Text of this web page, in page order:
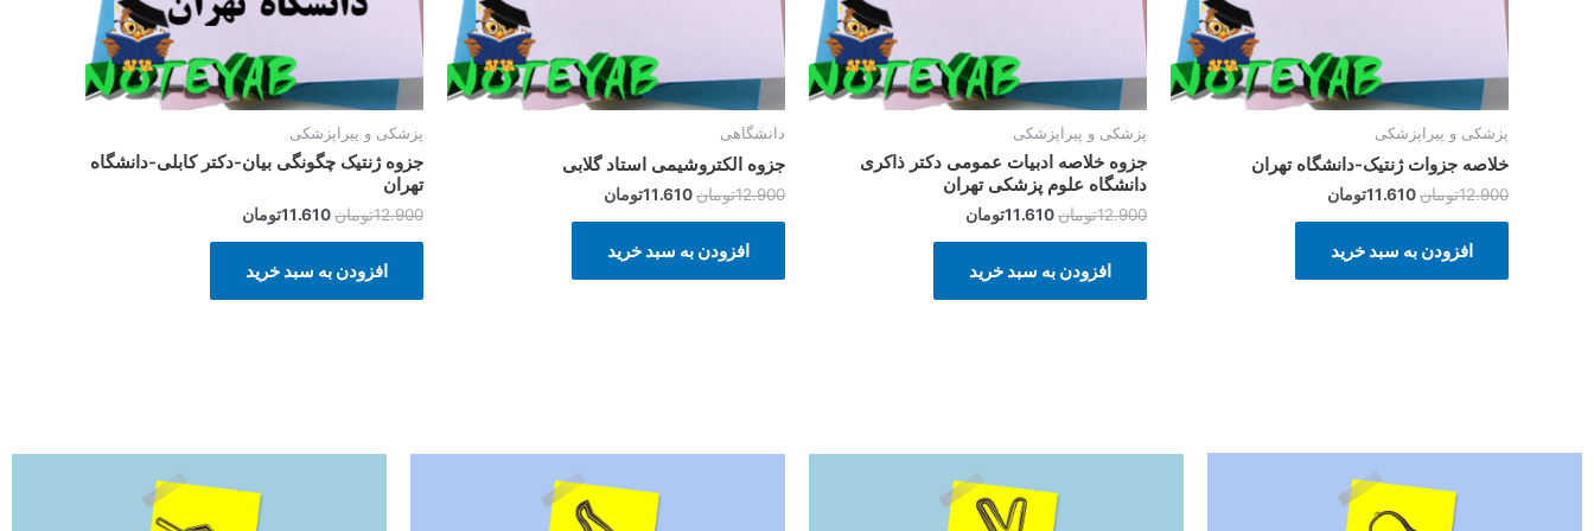
پزشکی و پیراپزشکی
خلاصه جزوات ژنتیک-دانشگاه تهران
12.900تومان11.610تومان
افزودن به سبد خرید
پزشکی و پیراپزشکی
جزوه خلاصه ادبیات عمومی دکتر ذاکری
دانشگاه علوم پزشکی تهران
12.900تومان11.610تومان
افزودن به سبد خرید
دانشگاهی
جزوه الکتروشیمی استاد گلابی
12.900تومان11.610تومان
افزودن به سبد خرید
پزشکی و پیراپزشکی
جزوه ژنتیک چگونگی بیان-دکتر کابلی-دانشگاه
تهران
12.900تومان11.610تومان
افزودن به سبد خرید